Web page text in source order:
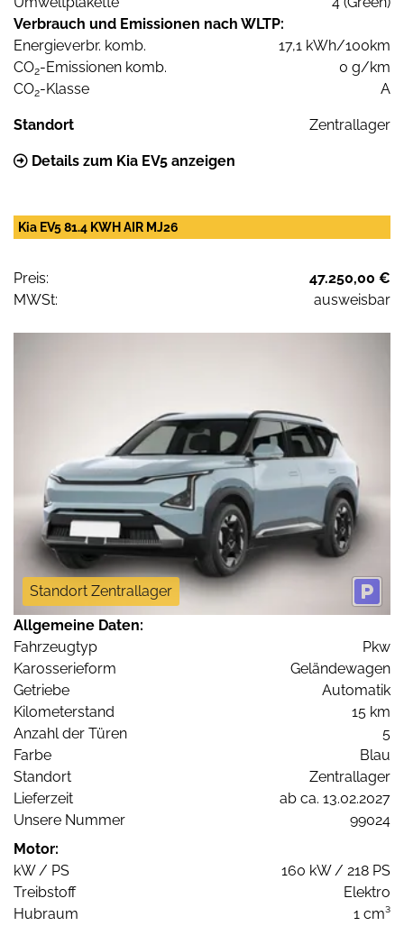
Verbrauch und Emissionen nach WLTP:
Energieverbr. komb.
17,1 kWh/100km
CO2-Emissionen komb.
0 g/km
CO2-Klasse A
Standort Zentrallager
Details zum Kia EV5 anzeigen
Kia EV5 81.4 KWH AIR MJ26
Preis:
47.250,00 €
MWSt:
ausweisbar
Standort Zentrallager
Allgemeine Daten:
Fahrzeugtyp
Pkw
Karosserieform
Geländewagen
Getriebe
Automatik
Kilometerstand
15 km
Anzahl der Türen
5
Farbe
Blau
Standort
Zentrallager
Lieferzeit
ab ca. 13.02.2027
Unsere Nummer
99024
Motor:
kW / PS
160 kW / 218 PS
Treibstoff
Elektro
Hubraum
1 cm³